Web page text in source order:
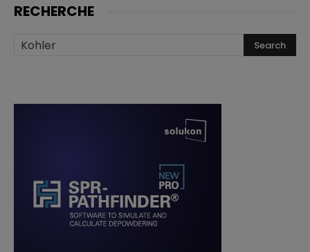
RECHERCHE